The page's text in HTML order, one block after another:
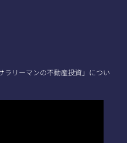
ラリーマンの不動産投資」につい